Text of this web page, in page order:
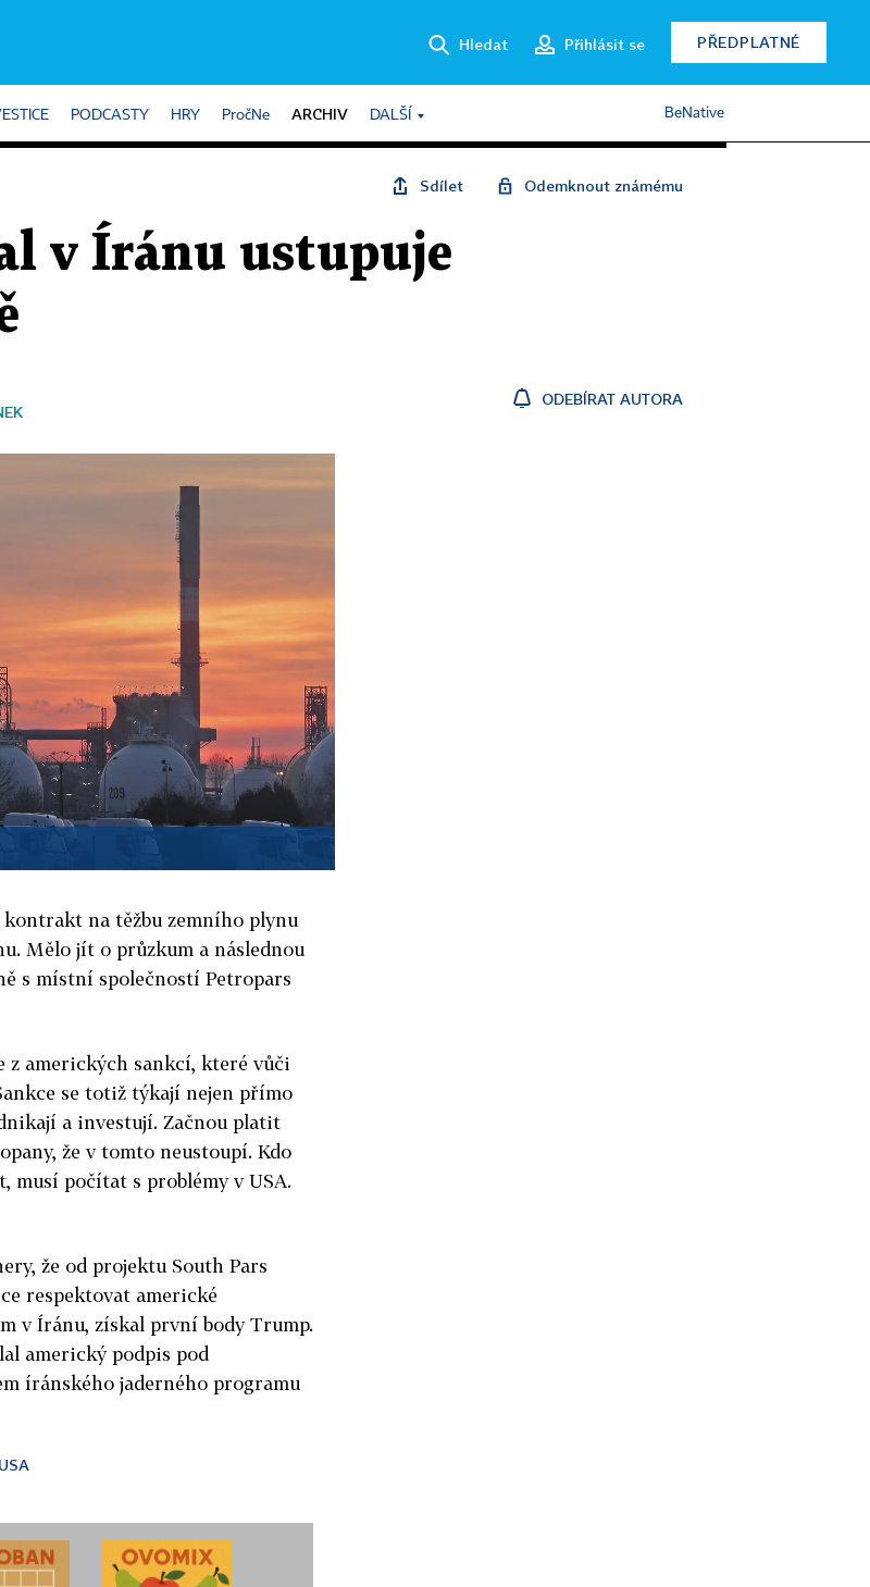
Hledat Přihlásit se PŘEDPLATNÉ
PODCASTY HRY PročNe ARCHIV DALŠÍ BeNative
Sdílet Odemknout známému
v Íránu ustupuje
ODEBÍRAT AUTORA
na těžbu zemního plynu
Mělo jít o průzkum a následnou
s místní společností Petropars
z amerických sankcí, které vůči
se totiž týkají nejen přímo
a investují. Začnou platit
že v tomto neustoupí. Kdo
musí počítat s problémy v USA.
že od projektu South Pars
respektovat americké
v Íránu, získal první body Trump.
americký podpis pod
íránského jaderného programu